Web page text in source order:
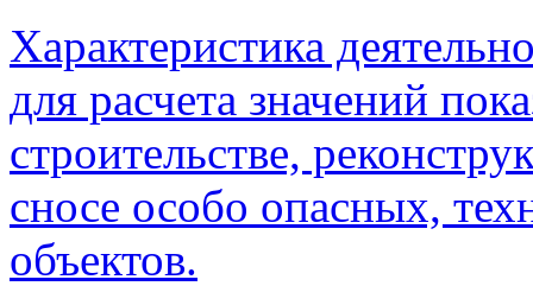
Характеристика
для расчета значений
строительстве,
сносе особо опасных,
объектов.